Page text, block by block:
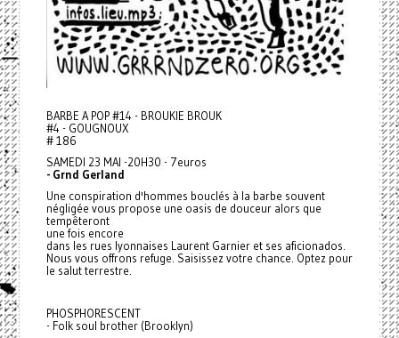
BARBE A POP #14 - BROUKIE BROUK
#4 - GOUGNOUX
# 186
SAMEDI 23 MAI -20H30 - 7euros
- Grnd Gerland
Une conspiration d'hommes bouclés à la barbe souvent
négligée vous propose une oasis de douceur alors que
tempêteront
une fois encore
dans les rues lyonnaises Laurent Garnier et ses aficionados.
Nous vous offrons refuge. Saisissez votre chance. Optez pour
le salut terrestre.
PHOSPHORESCENT
- Folk soul brother (Brooklyn)